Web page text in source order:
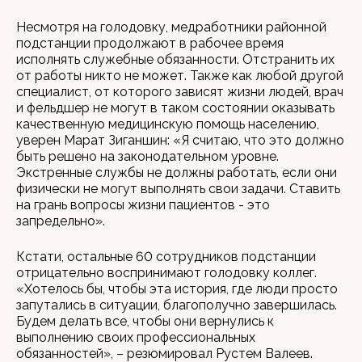
Несмотря на голодовку, медработники районной
подстанции продолжают в рабочее время
исполнять служебные обязанности. Отстранить их
от работы никто не может. Также как любой другой
специалист, от которого зависят жизни людей, врач
и фельдшер не могут в таком состоянии оказывать
качественную медицинскую помощь населению,
уверен Марат Зиганшин: «Я считаю, что это должно
быть решено на законодательном уровне.
Экстренные службы не должны работать, если они
физически не могут выполнять свои задачи. Ставить
на грань вопросы жизни пациентов - это
запредельно».
Кстати, остальные 60 сотрудников подстанции
отрицательно воспринимают голодовку коллег.
«Хотелось бы, чтобы эта история, где люди просто
запутались в ситуации, благополучно завершилась.
Будем делать все, чтобы они вернулись к
выполнению своих профессиональных
обязанностей», – резюмировал Рустем Валеев.